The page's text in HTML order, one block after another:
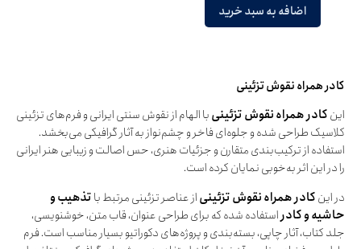
اضافه به سبد خرید
کادر همراه نقوش تزئینی
اینکادر همراه نقوش تزئینیبا الهام از نقوش سنتی ایرانی و فرم‌های تزئینی
کلاسیک طراحی شده و جلوه‌ای فاخر و چشم‌نواز به آثار گرافیکی می‌بخشد.
استفاده از ترکیب‌بندی متقارن و جزئیات هنری، حس اصالت و زیبایی هنر ایرانی
را در این اثر به‌خوبی نمایان کرده است.
در اینکادر همراه نقوش تزئینیاز عناصر تزئینی مرتبط باتذهیب و
حاشیه و کادراستفاده شده که برای طراحی عنوان، قاب متن، خوشنویسی،
جلد کتاب، آثار چاپی، بسته‌بندی و پروژه‌های دکوراتیو بسیار مناسب است. فرم